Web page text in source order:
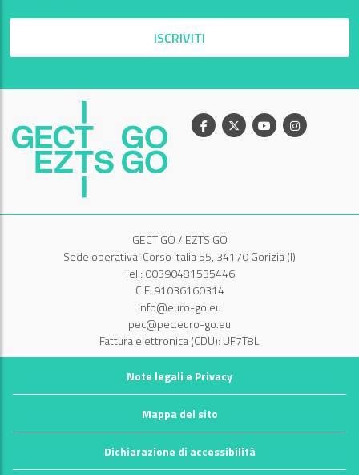
ISCRIVITI
Facebook
X YoutubeInstagram
GECT GO / EZTS GO
Sede operativa: Corso Italia 55, 34170 Gorizia (I)
Tel.: 00390481535446
C.F. 91036160314
info@euro-go.eu
pec@pec.euro-go.eu
Fattura elettronica (CDU): UF7T8L
Note legali e Privacy
Mappa del sito
Dichiarazione di accessibilità